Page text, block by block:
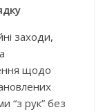
заходи,
щодо
“з рук” без